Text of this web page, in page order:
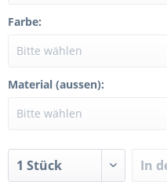
Farbe:
Material (aussen):
In